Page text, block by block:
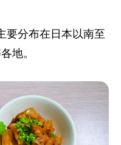
要分布在日本以南至
地。